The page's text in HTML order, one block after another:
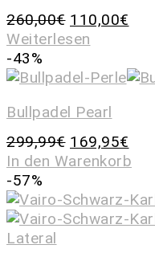
260,00€ 110,00€
Weiterlesen
-43%
Bullpadel Pearl
299,99€ 169,95€
In den Warenkorb
-57%